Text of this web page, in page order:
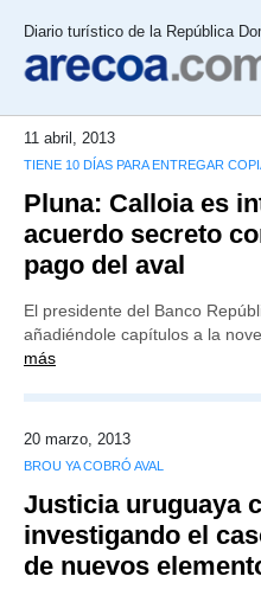
Diario turístico de la República
11 abril, 2013
TIENE 10 DÍAS PARA ENTREGAR
Pluna: Calloia es
acuerdo secreto
pago del aval
El presidente del Banco
añadiéndole capítulos a la
más
20 marzo, 2013
BROU YA COBRÓ AVAL
Justicia uruguaya
investigando el
de nuevos